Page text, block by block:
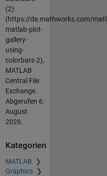
(2)
(https://de.mathworks.com/
matlab-plot-
gallery-
using-
colorbars-2),
MATLAB
Central File
Exchange.
Abgerufen 6.
August
2026.
Kategorien
MATLAB
Graphics